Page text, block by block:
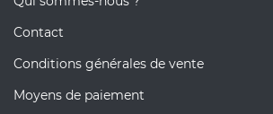
Contact
Conditions générales de vente
Moyens de paiement